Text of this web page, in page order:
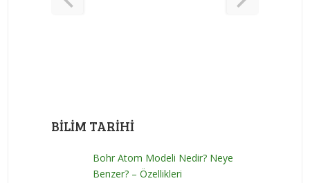
BILIM TARIHI
Bohr Atom Modeli Nedir? Neye
Benzer? – Özellikleri